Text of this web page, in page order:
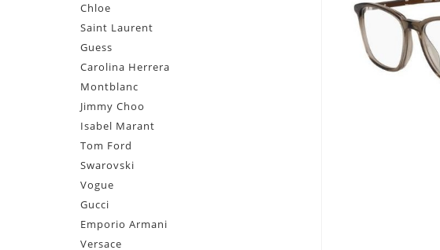
Chloe
Saint Laurent
Guess
Carolina Herrera
Montblanc
Jimmy Choo
Isabel Marant
Tom Ford
Swarovski
Vogue
Gucci
Emporio Armani
Versace